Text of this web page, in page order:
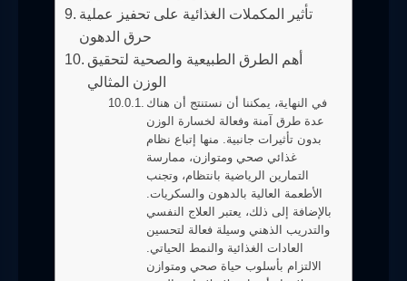
تأثير المكملات الغذائية على تحفيز عملية
حرق الدهون
أهم الطرق الطبيعية والصحية لتحقيق
الوزن المثالي
في النهاية، يمكننا أن نستنتج أن هناك
عدة طرق آمنة وفعالة لخسارة الوزن
بدون تأثيرات جانبية. منها إتباع نظام
غذائي صحي ومتوازن، ممارسة
التمارين الرياضية بانتظام، وتجنب
الأطعمة العالية بالدهون والسكريات.
بالإضافة إلى ذلك، يعتبر العلاج النفسي
والتدريب الذهني وسيلة فعالة لتحسين
العادات الغذائية والنمط الحياتي.
الالتزام بأسلوب حياة صحي ومتوازن